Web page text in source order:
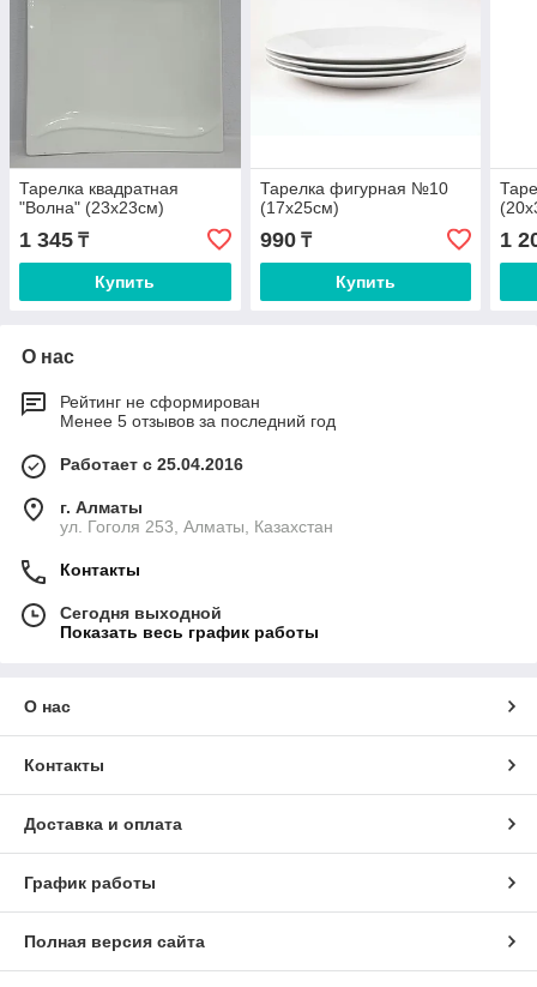
Тарелка квадратная
"Волна" (23х23см)
1 345 ₸
Купить
Тарелка фигурная №10
(17х25см)
990₸
Купить
1
О нас
Рейтинг не сформирован
Менее 5 отзывов за последний год
Работает с 25.04.2016
г. Алматы
ул. Гоголя 253, Алматы, Казахстан
Контакты
Сегодня выходной
Показать весь график работы
О нас
Контакты
Доставка и оплата
График работы
Полная версия сайта